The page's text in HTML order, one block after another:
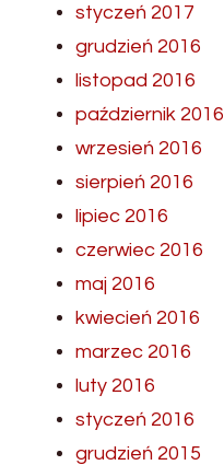
styczeń 2017
grudzień 2016
listopad 2016
październik 2016
wrzesień 2016
sierpień 2016
lipiec 2016
czerwiec 2016
maj 2016
kwiecień 2016
marzec 2016
luty 2016
styczeń 2016
grudzień 2015